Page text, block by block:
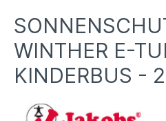
WINTHER E-
KINDERBUS -